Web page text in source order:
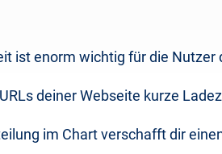
ist enorm wichtig für die Nutzer
deiner Webseite kurze
im Chart verschafft dir